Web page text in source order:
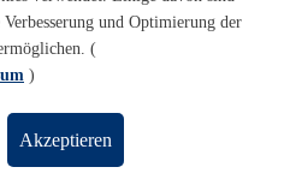
und Schüler
Schnupperstudium
für Transferaktivitäten
der Universität Bremen
und Optimierung der
(
)
Akzeptieren